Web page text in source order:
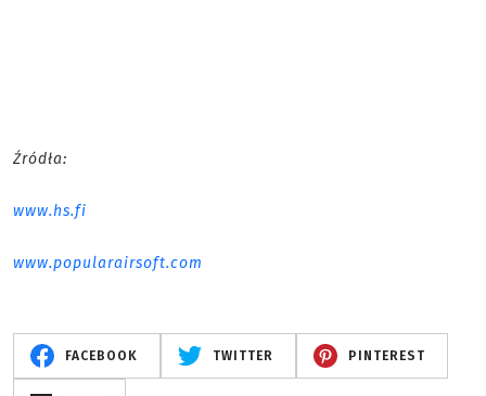
Źródła:
www.hs.fi
www.popularairsoft.com
FACEBOOK TWITTER PINTEREST